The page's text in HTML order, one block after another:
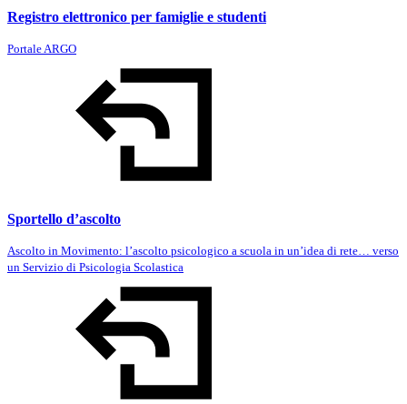
Registro elettronico per famiglie e studenti
Portale ARGO
Sportello d’ascolto
Ascolto in Movimento: l’ascolto psicologico a scuola in un’idea di rete… verso
un Servizio di Psicologia Scolastica